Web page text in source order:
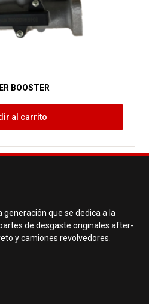
BOOSTER
al carrito
que se dedica a la
de desgaste originales after-
y camiones revolvedores.